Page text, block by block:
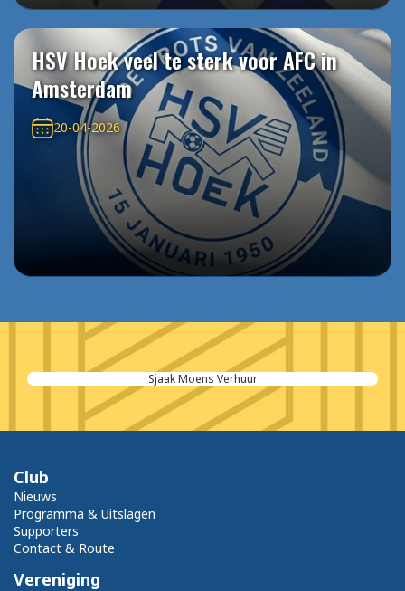
HSV Hoek veel te sterk voor AFC in
Amsterdam
20-04-2026
Sjaak Moens Verhuur
Club
Nieuws
Programma & Uitslagen
Supporters
Contact & Route
Vereniging